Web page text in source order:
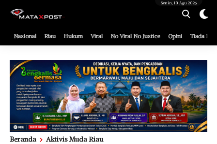
Nasional Riau Hukum Viral No Viral No Justice Opini Tiada
Senin, 10 Agu 2026
Beranda Aktivis Muda Riau